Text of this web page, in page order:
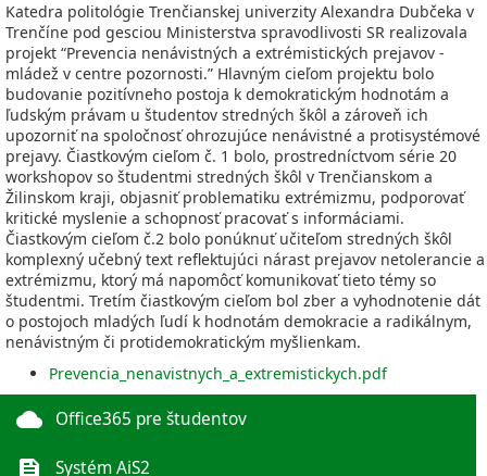
Katedra politológie Trenčianskej univerzity Alexandra Dubčeka v
Trenčíne pod gesciou Ministerstva spravodlivosti SR realizovala
projekt “Prevencia nenávistných a extrémistických prejavov -
mládež v centre pozornosti.” Hlavným cieľom projektu bolo
budovanie pozitívneho postoja k demokratickým hodnotám a
ľudským právam u študentov stredných škôl a zároveň ich
upozorniť na spoločnosť ohrozujúce nenávistné a protisystémové
prejavy. Čiastkovým cieľom č. 1 bolo, prostredníctvom série 20
workshopov so študentmi stredných škôl v Trenčianskom a
Žilinskom kraji, objasniť problematiku extrémizmu, podporovať
kritické myslenie a schopnosť pracovať s informáciami.
Čiastkovým cieľom č.2 bolo ponúknuť učiteľom stredných škôl
komplexný učebný text reflektujúci nárast prejavov netolerancie a
extrémizmu, ktorý má napomôcť komunikovať tieto témy so
študentmi. Tretím čiastkovým cieľom bol zber a vyhodnotenie dát
o postojoch mladých ľudí k hodnotám demokracie a radikálnym,
nenávistným či protidemokratickým myšlienkam.
Prevencia_nenavistnych_a_extremistickych.pdf
cloud Office365 pre študentov
feed Systém AiS2